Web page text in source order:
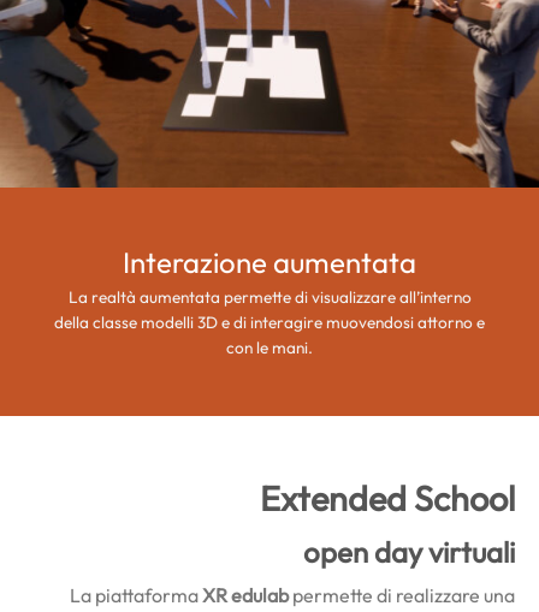
Interazione aumentata
La realtà aumentata permette di visualizzare all’interno
della classe modelli 3D e di interagire muovendosi attorno e
con le mani.
Extended School
open day virtuali
La piattaformaXR edulabpermette di realizzare una